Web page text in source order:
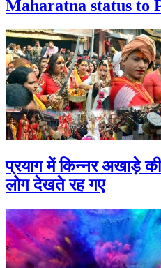
Maharatna status to
प्रयाग में किन्नर अखाड़े
लोग देखते रह गए